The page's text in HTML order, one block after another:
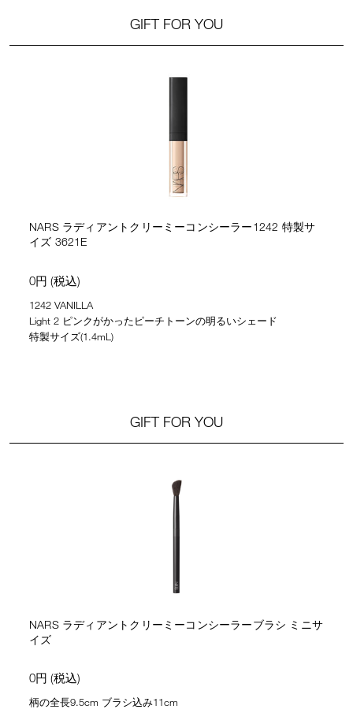
GIFT FOR YOU
NARS ラディアントクリーミーコンシーラー1242 特製サ
イズ 3621E
0円 (税込)
1242 VANILLA
Light 2 ピンクがかったピーチトーンの明るいシェード
特製サイズ(1.4mL)
GIFT FOR YOU
NARS ラディアントクリーミーコンシーラーブラシ ミニサ
イズ
0円 (税込)
柄の全長9.5cm ブラシ込み11cm